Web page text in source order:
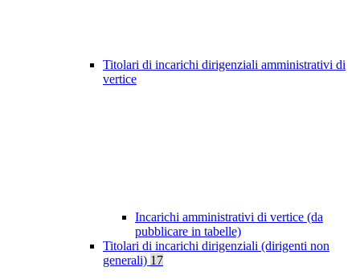
Titolari di incarichi dirigenziali amministrativi di
vertice
Incarichi amministrativi di vertice (da
pubblicare in tabelle)
Titolari di incarichi dirigenziali (dirigenti non
generali) 17